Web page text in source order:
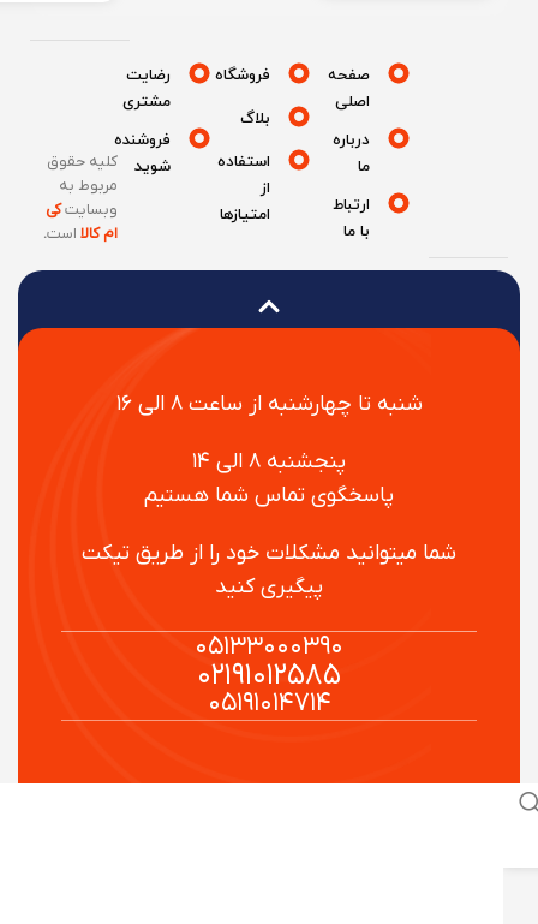
شنبه تا چهارشنبه از ساعت ۸ الی ۱۶
پنجشنبه ۸ الی ۱۴
پاسخگوی تماس شما هستیم
شما میتوانید مشکلات خود را از طریق تیکت
پیگیری کنید
۰۵۱۳۳۰۰۰۳۹۰
۰۲۱۹۱۰۱۲۵۸۵
۰۵۱۹۱۰۱۴۷۱۴
صفحه
درباره
ارتباط
فروشگاه
بلاگ
استفاده
امتیازها
رضایت
مشتری
فروشنده
شوید
کلیه حقوق
مربوط به
وبسایتکی
ام کالااست.